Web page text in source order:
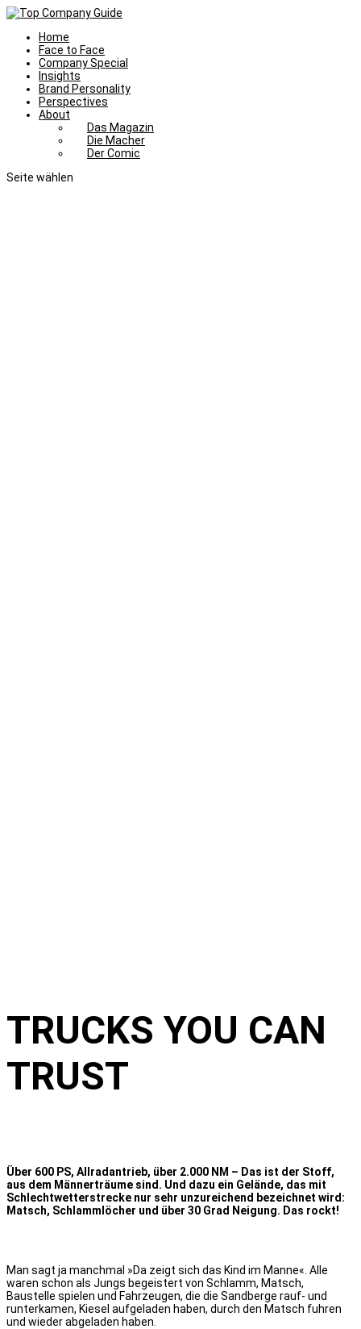
Home
Face to Face
Company Special
Insights
Brand Personality
Perspectives
About
Das Magazin
Die Macher
Der Comic
Seite wählen
TRUCKS YOU CAN
TRUST
Über 600 PS, Allradantrieb, über 2.000 NM – Das ist der Stoff,
aus dem Männerträume sind. Und dazu ein Gelände, das mit
Schlechtwetterstrecke nur sehr unzureichend bezeichnet wird:
Matsch, Schlammlöcher und über 30 Grad Neigung. Das rockt!
Man sagt ja manchmal »Da zeigt sich das Kind im Manne«. Alle
waren schon als Jungs begeistert von Schlamm, Matsch,
Baustelle spielen und Fahrzeugen, die die Sandberge rauf- und
runterkamen, Kiesel aufgeladen haben, durch den Matsch fuhren
und wieder abgeladen haben.